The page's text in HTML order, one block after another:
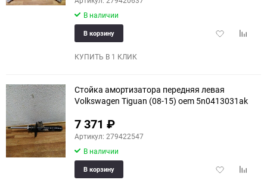
150
В наличии
Добавить
В корзину
КУПИТЬ В 1 КЛИК
Стойка амортизатора передняя левая
Volkswagen Tiguan (08-15) oem 5n0413031ak
7 371 ₽
Артикул: 279422547
В наличии
Добавить
В корзину